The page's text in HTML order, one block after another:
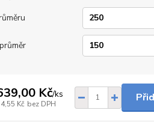
Kč/ks
Kč bez DPH